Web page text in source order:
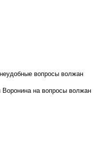
вопросы волжан
Воронина на вопросы волжан